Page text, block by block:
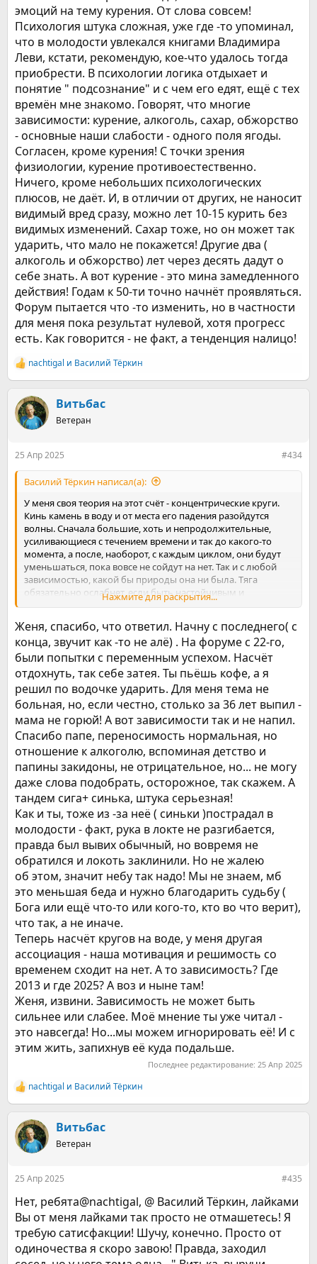
эмоций на тему курения. От слова совсем!
Психология штука сложная, уже где -то упоминал,
что в молодости увлекался книгами Владимира
Леви, кстати, рекомендую, кое-что удалось тогда
приобрести. В психологии логика отдыхает и
понятие " подсознание" и с чем его едят, ещё с тех
времён мне знакомо. Говорят, что многие
зависимости: курение, алкоголь, сахар, обжорство
- основные наши слабости - одного поля ягоды.
Согласен, кроме курения! С точки зрения
физиологии, курение противоестественно.
Ничего, кроме небольших психологических
плюсов, не даёт. И, в отличии от других, не наносит
видимый вред сразу, можно лет 10-15 курить без
видимых изменений. Сахар тоже, но он может так
ударить, что мало не покажется! Другие два (
алкоголь и обжорство) лет через десять дадут о
себе знать. А вот курение - это мина замедленного
действия! Годам к 50-ти точно начнёт проявляться.
Форум пытается что -то изменить, но в частности
для меня пока результат нулевой, хотя прогресс
есть. Как говорится - не факт, а тенденция налицо!
Р
е
к
ц
и
nachtigal и Василий Тёркин
Витьбас
Ветеран
25 Апр 2025 #434
Василий Тёркин написал(а):
У меня своя теория на этот счёт - концентрические круги.
Кинь камень в воду и от места его падения разойдутся
волны. Сначала большие, хоть и непродолжительные,
усиливающиеся с течением времени и так до какого-то
момента, а после, наоборот, с каждым циклом, они будут
уменьшаться, пока вовсе не сойдут на нет. Так и с любой
зависимостью, какой бы природы она ни была. Тяга
обязательно ослабнет, если быть настойчивым и
терпеливым!
пью кофе и умничаю) Вить, может и правда надо
отдохнуть. Я тоже так делал. Хм, шутка ли, в общей
сложности 12 лет тут, с переменным успехом, бросаю.
Первая регистрация в 2013м.. такие дела!)
Нажмите для раскрытия...
Женя, спасибо, что ответил. Начну с последнего( с
конца, звучит как -то не алё) . На форуме с 22-го,
были попытки с переменным успехом. Насчёт
отдохнуть, так себе затея. Ты пьёшь кофе, а я
решил по водочке ударить. Для меня тема не
больная, но, если честно, столько за 36 лет выпил -
мама не горюй! А вот зависимости так и не напил.
Спасибо папе, переносимость нормальная, но
отношение к алкоголю, вспоминая детство и
папины закидоны, не отрицательное, но... не могу
даже слова подобрать, осторожное, так скажем. А
тандем сига+ синька, штука серьезная!
Как и ты, тоже из -за неё ( синьки )пострадал в
молодости - факт, рука в локте не разгибается,
правда был вывих обычный, но вовремя не
обратился и локоть заклинили. Но не жалею
об этом, значит небу так надо! Мы не знаем, мб
это меньшая беда и нужно благодарить судьбу (
Бога или ещё что-то или кого-то, кто во что верит),
что так, а не иначе.
Теперь насчёт кругов на воде, у меня другая
ассоциация - наша мотивация и решимость со
временем сходит на нет. А то зависимость? Где
2013 и где 2025? А воз и ныне там!
Женя, извини. Зависимость не может быть
сильнее или слабее. Моё мнение ты уже читал -
это навсегда! Но...мы можем игнорировать её! И с
этим жить, запихнув её куда подальше.
Последнее редактирование: 25 Апр 2025
Р
е
к
ц
и
nachtigal и Василий Тёркин
Витьбас
Ветеран
25 Апр 2025 #435
Нет, ребята@nachtigal, @ Василий Тёркин, лайками
Вы от меня лайками так просто не отмашетесь! Я
требую сатисфакции! Шучу, конечно. Просто от
одиночества я скоро завою! Правда, заходил